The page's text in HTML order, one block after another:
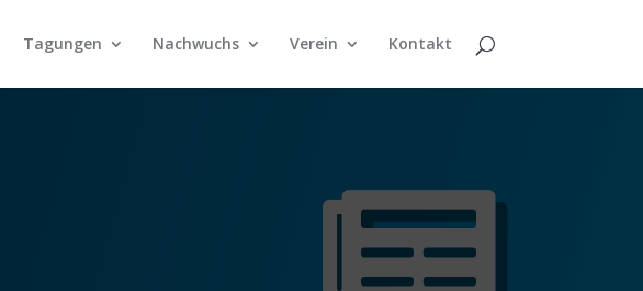
Tagungen Nachwuchs Verein Kontakt